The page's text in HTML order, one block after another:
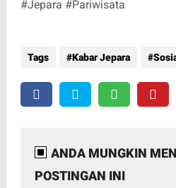
#Jepara #Pariwisata
Tags Kabar Jepara
ANDA MUNGKIN
POSTINGAN INI